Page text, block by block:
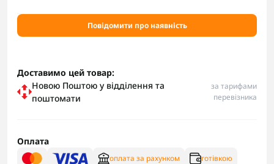
Повідомити про наявність
Доставимо цей товар:
Новою Поштою у відділення та
поштомати
за тарифами
перевізника
Оплата
оплата за рахунком готівкою